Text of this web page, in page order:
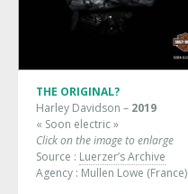
THE ORIGINAL?
Harley Davidson – 2019
« Soon electric »
Click on the image to enlarge
Source : Luerzer’s Archive
Agency : Mullen Lowe (France)